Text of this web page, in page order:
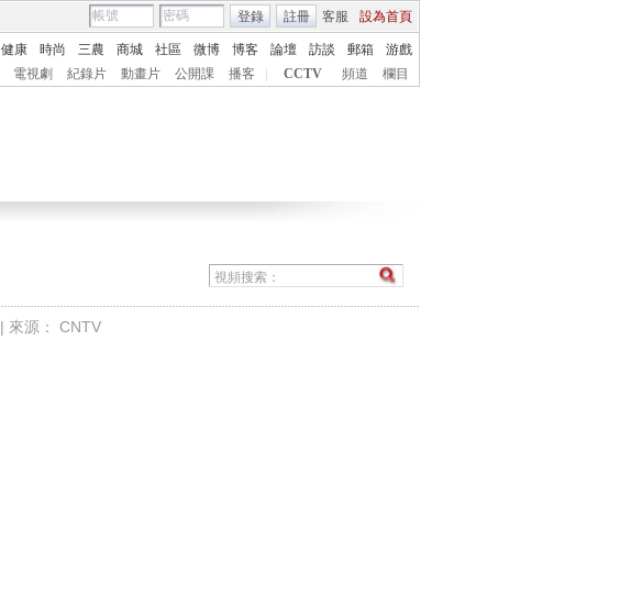
客服 設為首頁
登錄 註冊
健康 時尚 三農 商城 社區 微博 博客 論壇 訪談 郵箱
游戲
電視劇 紀錄片 動畫片 公開課 播客 CCTV 頻道 欄目
| 來源： CNTV